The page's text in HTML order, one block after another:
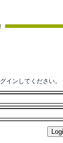
インしてください。